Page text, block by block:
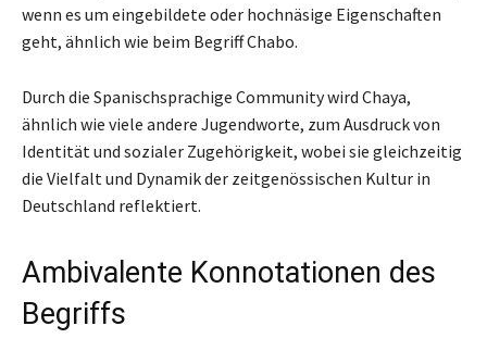
wenn es um eingebildete oder hochnäsige Eigenschaften
geht, ähnlich wie beim Begriff Chabo.
Durch die Spanischsprachige Community wird Chaya,
ähnlich wie viele andere Jugendworte, zum Ausdruck von
Identität und sozialer Zugehörigkeit, wobei sie gleichzeitig
die Vielfalt und Dynamik der zeitgenössischen Kultur in
Deutschland reflektiert.
Ambivalente Konnotationen des
Begriffs